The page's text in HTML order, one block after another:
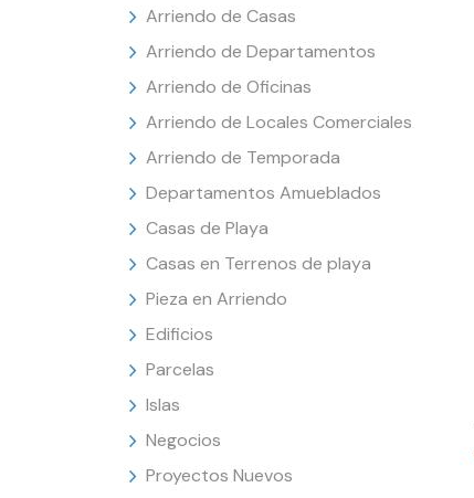
Arriendo de Casas
Arriendo de Departamentos
Arriendo de Oficinas
Arriendo de Locales Comerciales
Arriendo de Temporada
Departamentos Amueblados
Casas de Playa
Casas en Terrenos de playa
Pieza en Arriendo
Edificios
Parcelas
Islas
Negocios
Proyectos Nuevos